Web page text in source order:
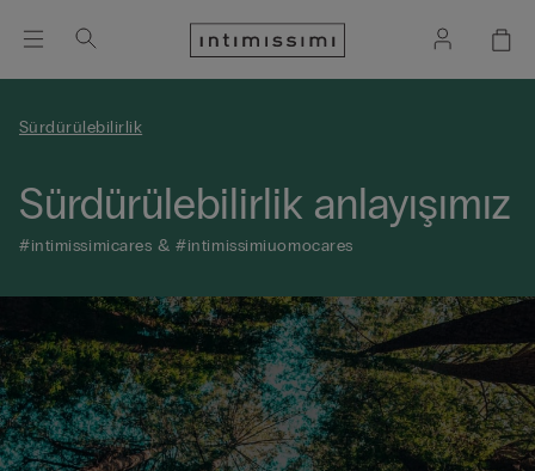
Sürdürülebilirlik
Sürdürülebilirlik anlayışımız
#intimissimicares & #intimissimiuomocares